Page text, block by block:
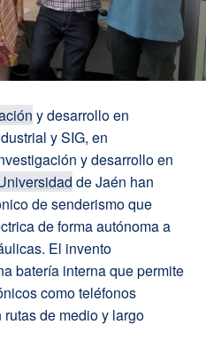
y desarrollo en
y SIG, en
y desarrollo en
de Jaén han
de senderismo que
de forma autónoma a
. El invento
batería interna que permite
como teléfonos
rutas de medio y largo